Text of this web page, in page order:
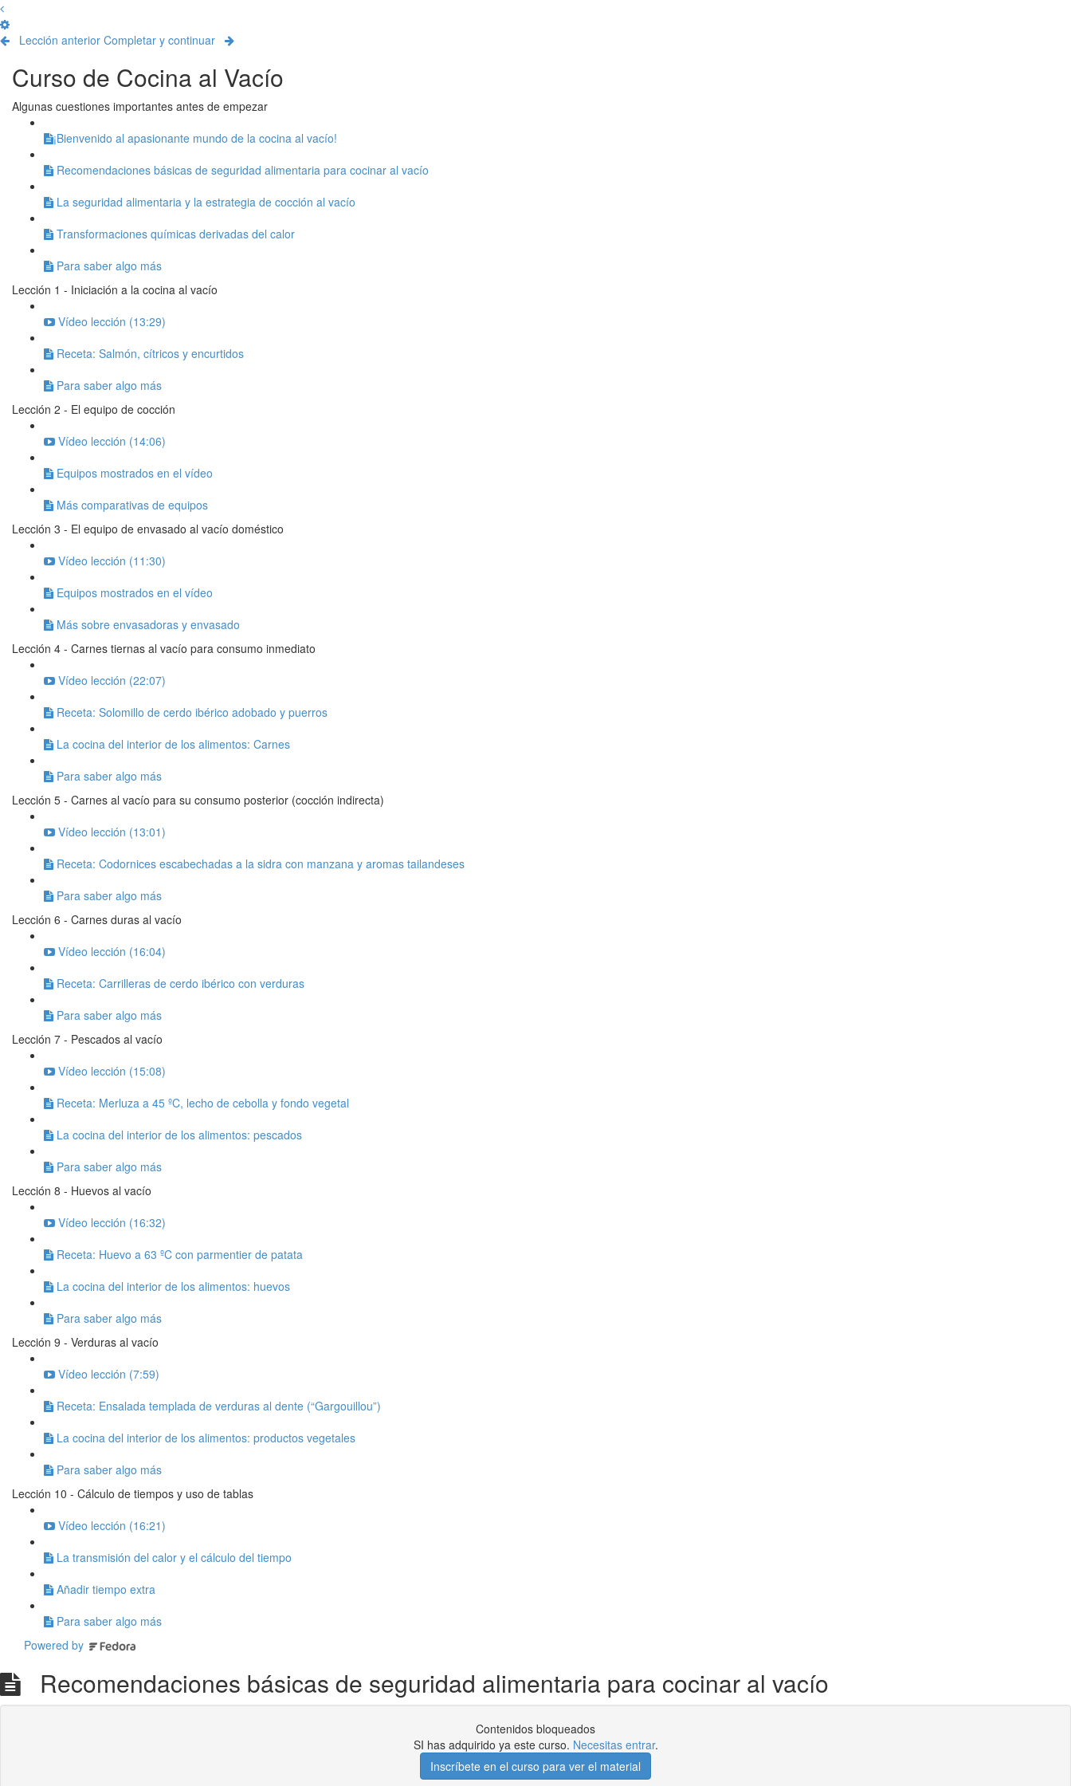
Lección anterior Completar y continuar
Curso de Cocina al Vacío
Algunas cuestiones importantes antes de empezar
​¡Bienvenido al apasionante mundo de la cocina al vacío!
Recomendaciones básicas de seguridad alimentaria para cocinar al vacío
La seguridad alimentaria y la estrategia de cocción al vacío
Transformaciones químicas derivadas del calor
Para saber algo más
Lección 1 - Iniciación a la cocina al vacío
Vídeo lección (13:29)
Receta: Salmón, cítricos y encurtidos
Para saber algo más
Lección 2 - El equipo de cocción
Vídeo lección (14:06)
Equipos mostrados en el vídeo
Más comparativas de equipos
Lección 3 - El equipo de envasado al vacío doméstico
Vídeo lección (11:30)
Equipos mostrados en el vídeo
Más sobre envasadoras y envasado
Lección 4 - Carnes tiernas al vacío para consumo inmediato
Vídeo lección (22:07)
Receta: Solomillo de cerdo ibérico adobado y puerros
La cocina del interior de los alimentos: Carnes
Para saber algo más
Lección 5 - Carnes al vacío para su consumo posterior (cocción indirecta)
Vídeo lección (13:01)
Receta: Codornices escabechadas a la sidra con manzana y aromas tailandeses
Para saber algo más
Lección 6 - Carnes duras al vacío
Vídeo lección (16:04)
Receta: Carrilleras de cerdo ibérico con verduras
Para saber algo más
Lección 7 - Pescados al vacío
Vídeo lección (15:08)
Receta: Merluza a 45 ºC, lecho de cebolla y fondo vegetal
La cocina del interior de los alimentos: pescados
Para saber algo más
Lección 8 - Huevos al vacío
Vídeo lección (16:32)
Receta: Huevo a 63 ºC con parmentier de patata
La cocina del interior de los alimentos: huevos
Para saber algo más
Lección 9 - Verduras al vacío
Vídeo lección (7:59)
Receta: Ensalada templada de verduras al dente (“Gargouillou”)
La cocina del interior de los alimentos: productos vegetales
Para saber algo más
Lección 10 - Cálculo de tiempos y uso de tablas
Vídeo lección (16:21)
La transmisión del calor y el cálculo del tiempo
Añadir tiempo extra
Para saber algo más
Powered by
Recomendaciones básicas de seguridad alimentaria para cocinar al vacío
Contenidos bloqueados
SI has adquirido ya este curso. Necesitas entrar.
Inscríbete en el curso para ver el material